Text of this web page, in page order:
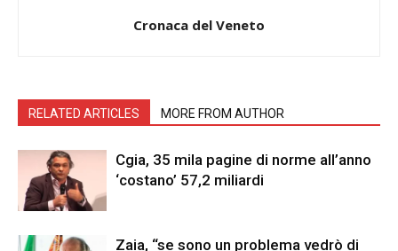
Cronaca del Veneto
RELATED ARTICLES MORE FROM AUTHOR
Cgia, 35 mila pagine di norme all’anno
‘costano’ 57,2 miliardi
Zaia, “se sono un problema vedrò di